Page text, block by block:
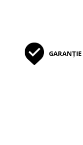
GARANȚIE